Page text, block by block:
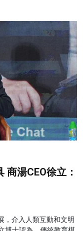
湯CEO徐立：
，介入人類互動和文明